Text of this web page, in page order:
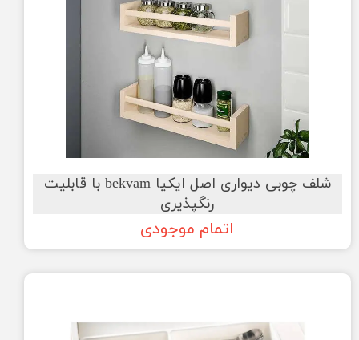
شلف چوبی دیواری اصل ایکیا bekvam با قابلیت
رنگپذیری
اتمام موجودی